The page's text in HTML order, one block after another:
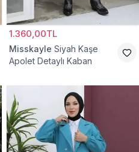
1.360,00TL
Misskayle Siyah Kaşe
Apolet Detaylı Kaban